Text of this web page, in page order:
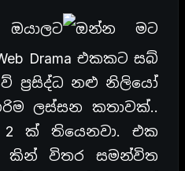
ඔන්න මට
Drama එකකට සබ්
ප්‍රසිද්ධ නළු නිලියෝ
ලස්සන කතාවක්..
ක් තියෙනවා. එක
කින් විතර සමන්විත